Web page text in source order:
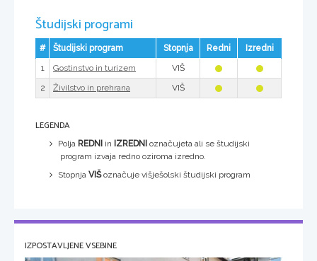
Študijski programi
# Študijski program Stopnja Redni
Izredni
1
Gostinstvo in turizem
VIŠ
2
Živilstvo in prehrana VIŠ
LEGENDA
Polja REDNI in IZREDNI označujeta ali se študijski
program izvaja redno oziroma izredno.
Stopnja VIŠoznačuje višješolski študijski program
IZPOSTAVLJENE VSEBINE